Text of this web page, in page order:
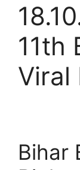
11th
Viral
Bihar